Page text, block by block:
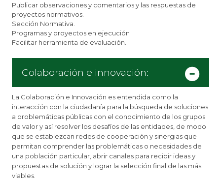
Publicar observaciones y comentarios y las respuestas de
proyectos normativos.
Sección Normativa.
Programas y proyectos en ejecución
Facilitar herramienta de evaluación.
Colaboración e innovación:
La Colaboración e Innovación es entendida como la
interacción con la ciudadanía para la búsqueda de soluciones
a problemáticas públicas con el conocimiento de los grupos
de valor y así resolver los desafíos de las entidades, de modo
que se establezcan redes de cooperación y sinergias que
permitan comprender las problemáticas o necesidades de
una población particular, abrir canales para recibir ideas y
propuestas de solución y lograr la selección final de las más
viables.